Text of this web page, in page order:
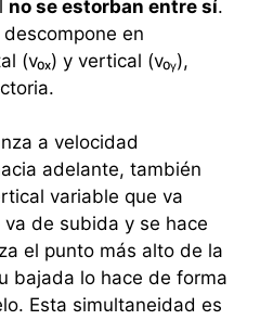
no se estorban entre sí.
en
(v₀ₓ) y vertical (v₀ᵧ),
a velocidad
adelante, también
variable que va
de subida y se hace
el punto más alto de la
bajada lo hace de forma
Esta simultaneidad es